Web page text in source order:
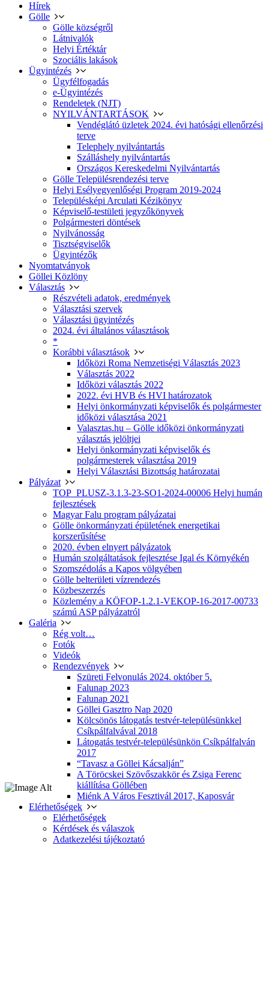
Hírek
Gölle
Gölle községről
Látnivalók
Helyi Értéktár
Szociális lakások
Ügyintézés
Ügyfélfogadás
e-Ügyintézés
Rendeletek (NJT)
NYILVÁNTARTÁSOK
Vendéglátó üzletek 2024. évi hatósági ellenőrzési
terve
Telephely nyilvántartás
Szálláshely nyilvántartás
Országos Kereskedelmi Nyilvántartás
Gölle Településrendezési terve
Helyi Esélyegyenlőségi Program 2019-2024
Településképi Arculati Kézikönyv
Képviselő-testületi jegyzőkönyvek
Polgármesteri döntések
Nyilvánosság
Tisztségviselők
Ügyintézők
Nyomtatványok
Göllei Közlöny
Választás
Részvételi adatok, eredmények
Választási szervek
Választási ügyintézés
2024. évi általános választások
*
Korábbi választások
Időközi Roma Nemzetiségi Választás 2023
Választás 2022
Időközi választás 2022
2022. évi HVB és HVI határozatok
Helyi önkormányzati képviselők és polgármester
időközi választása 2021
Valasztas.hu – Gölle időközi önkormányzati
választás jelöltjei
Helyi önkormányzati képviselők és
polgármesterek választása 2019
Helyi Választási Bizottság határozatai
Pályázat
TOP_PLUSZ-3.1.3-23-SO1-2024-00006 Helyi humán
fejlesztések
Magyar Falu program pályázatai
Gölle önkormányzati épületének energetikai
korszerűsítése
2020. évben elnyert pályázatok
Humán szolgáltatások fejlesztése Igal és Környékén
Szomszédolás a Kapos völgyében
Gölle belterületi vízrendezés
Közbeszerzés
Közlemény a KÖFOP-1.2.1-VEKOP-16-2017-00733
számú ASP pályázatról
Galéria
Rég volt…
Fotók
Videók
Rendezvények
Szüreti Felvonulás 2024. október 5.
Falunap 2023
Falunap 2021
Göllei Gasztro Nap 2020
Kölcsönös látogatás testvér-településünkkel
Csíkpálfalvával 2018
Látogatás testvér-településünkön Csíkpálfalván
2017
“Tavasz a Göllei Kácsalján”
A Töröcskei Szövőszakkör és Zsiga Ferenc
kiállítása Göllében
Miénk A Város Fesztivál 2017, Kaposvár
Elérhetőségek
Elérhetőségek
Kérdések és válaszok
Adatkezelési tájékoztató